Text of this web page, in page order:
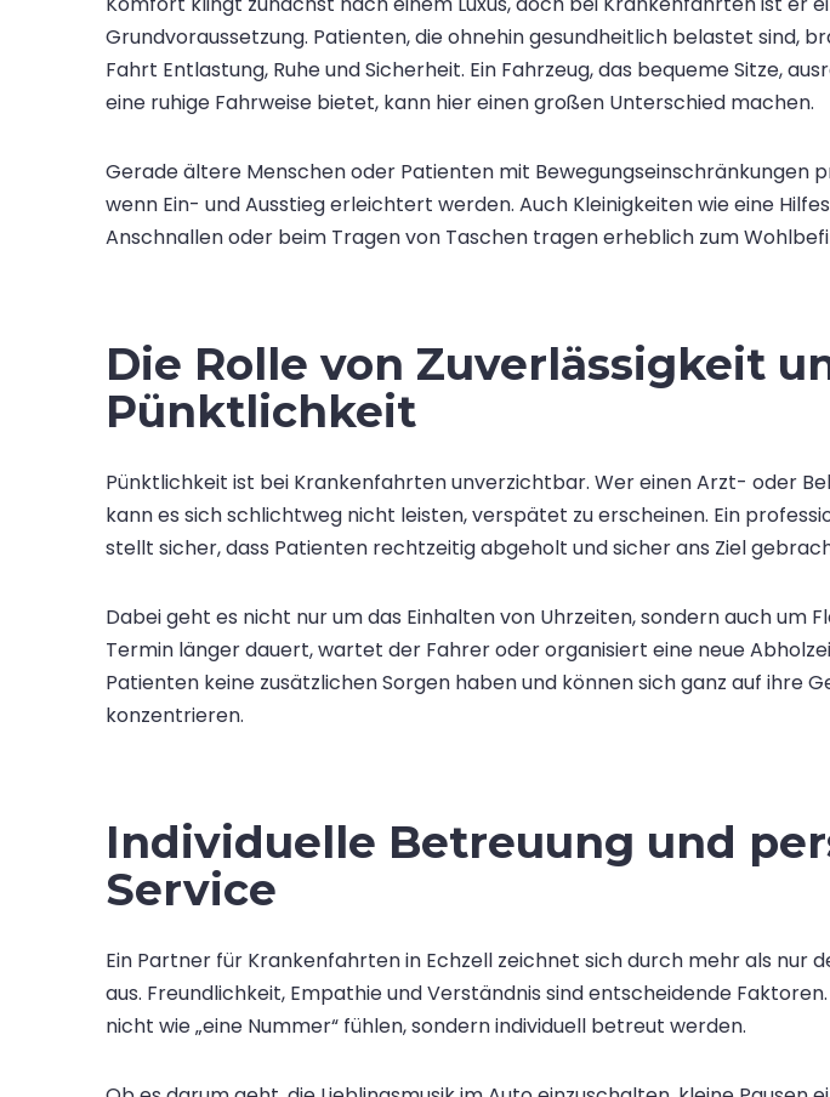
Grundvoraussetzung. Patienten, die ohnehin gesundheitlich belastet sind,
Fahrt Entlastung, Ruhe und Sicherheit. Ein Fahrzeug, das bequeme Sitze,
eine ruhige Fahrweise bietet, kann hier einen großen Unterschied machen.
Gerade ältere Menschen oder Patienten mit Bewegungseinschränkungen
wenn Ein- und Ausstieg erleichtert werden. Auch Kleinigkeiten wie eine
Anschnallen oder beim Tragen von Taschen tragen erheblich zum
Die Rolle von Zuverlässigkeit
Pünktlichkeit
Pünktlichkeit ist bei Krankenfahrten unverzichtbar. Wer einen Arzt- oder
kann es sich schlichtweg nicht leisten, verspätet zu erscheinen. Ein
stellt sicher, dass Patienten rechtzeitig abgeholt und sicher ans Ziel
Dabei geht es nicht nur um das Einhalten von Uhrzeiten, sondern auch um
Termin länger dauert, wartet der Fahrer oder organisiert eine neue
Patienten keine zusätzlichen Sorgen haben und können sich ganz auf ihre
konzentrieren.
Individuelle Betreuung und
Service
Ein Partner für Krankenfahrten in Echzell zeichnet sich durch mehr als nur
aus. Freundlichkeit, Empathie und Verständnis sind entscheidende
nicht wie „eine Nummer“ fühlen, sondern individuell betreut werden.